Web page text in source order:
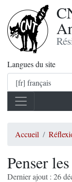
Langues du site
Accueil
Penser
Dernier ajout : 26